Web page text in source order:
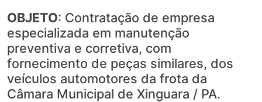
OBJETO: Contratação de empresa
especializada em manutenção
preventiva e corretiva, com
fornecimento de peças similares, dos
veículos automotores da frota da
Câmara Municipal de Xinguara / PA.